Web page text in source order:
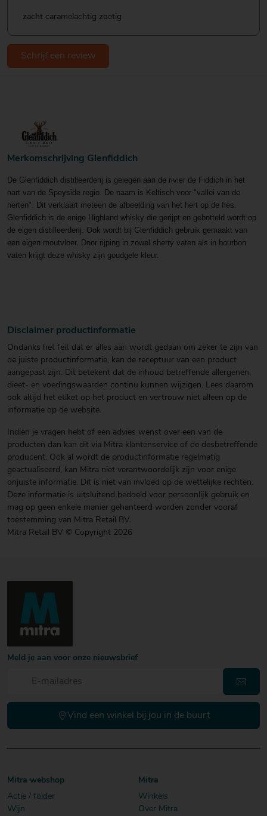
zacht caramelachtig zoetig
Schrijf een review
Merkomschrijving Glenfiddich
De Glenfiddich distilleerderij is gelegen aan de rivier de Fiddich in het
hart van de Speyside regio. De naam is Keltisch voor "vallei van de
herten". Dit verklaart meteen de afbeelding van het hert op de fles.
Glenfiddich is de enige Highland whisky die gerijpt en gebotteld wordt op
de eigen distilleerderij. Ook wordt bij Glenfiddich gebruik gemaakt van
een eigen moutvloer. Door rijping in zowel sherry vaten als in bourbon
vaten krijgt deze whisky zijn goudgele kleur.
Disclaimer productinformatie
Ondanks het feit dat er alles aan wordt gedaan om zeker te zijn van
de juiste productinformatie, kan de receptuur van een product
aangepast zijn. Dit betekent dat de inhoud betreffende allergenen,
dieet- en voedingswaarden continu kunnen wijzigen. Lees daarom
ook altijd het etiket op het product en vertrouw niet alleen op de
informatie op de website.
Indien je vragen hebt of een advies wenst over een van de
producten dan kan dit via Mitra klantenservice of de desbetreffende
producent. Ook al wordt de productinformatie regelmatig
geactualiseerd, kan Mitra niet verantwoordelijk zijn voor enige
onjuiste informatie. Dit is niet van invloed op de wettelijke rechten.
Deze informatie is uitsluitend bedoeld voor persoonlijk gebruik en
mag op geen enkele manier gehanteerd worden zonder vooraf
toestemming van Mitra Retail BV.
Mitra Retail BV © Copyright 2026
Meld je aan voor onze nieuwsbrief
Vind een winkel bij jou in de buurt
Mitra webshop
Actie / folder
Wijn
Mitra
Winkels
Over Mitra